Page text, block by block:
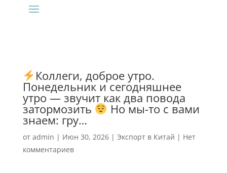
Коллеги, доброе утро.
Понедельник и сегодняшнее
утро — звучит как два повода
затормозить Но мы-то с вами
знаем: гру…
от admin | Июн 30, 2026| Экспорт в Китай | Нет
комментариев